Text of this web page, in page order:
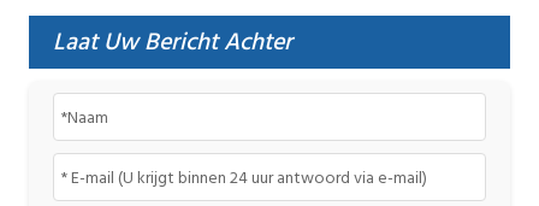
Laat Uw Bericht Achter